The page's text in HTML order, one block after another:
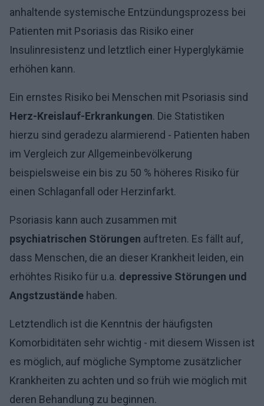
anhaltende systemische Entzündungsprozess bei
Patienten mit Psoriasis das Risiko einer
Insulinresistenz und letztlich einer Hyperglykämie
erhöhen kann.
Ein ernstes Risiko bei Menschen mit Psoriasis sind
Herz-Kreislauf-Erkrankungen. Die Statistiken
hierzu sind geradezu alarmierend - Patienten haben
im Vergleich zur Allgemeinbevölkerung
beispielsweise ein bis zu 50 % höheres Risiko für
einen Schlaganfall oder Herzinfarkt.
Psoriasis kann auch zusammen mit
psychiatrischen Störungen auftreten. Es fällt auf,
dass Menschen, die an dieser Krankheit leiden, ein
erhöhtes Risiko für u.a. depressive Störungen und
Angstzustände haben.
Letztendlich ist die Kenntnis der häufigsten
Komorbiditäten sehr wichtig - mit diesem Wissen ist
es möglich, auf mögliche Symptome zusätzlicher
Krankheiten zu achten und so früh wie möglich mit
deren Behandlung zu beginnen.